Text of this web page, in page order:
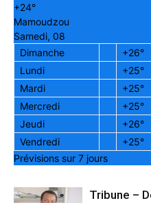
+24°
Mamoudzou
Samedi, 08
Dimanche
+26°
Lundi
+25°
Mardi
+25°
Mercredi
+25°
Jeudi
+26°
Vendredi
+25°
Prévisions sur 7 jours
Tribune –